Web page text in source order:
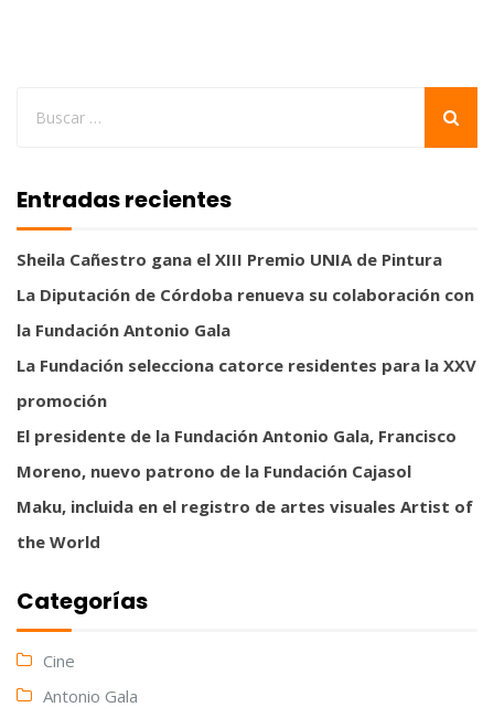
Entradas recientes
Sheila Cañestro gana el XIII Premio UNIA de Pintura
La Diputación de Córdoba renueva su colaboración con
la Fundación Antonio Gala
La Fundación selecciona catorce residentes para la XXV
promoción
El presidente de la Fundación Antonio Gala, Francisco
Moreno, nuevo patrono de la Fundación Cajasol
Maku, incluida en el registro de artes visuales Artist of
the World
Categorías
Cine
Antonio Gala